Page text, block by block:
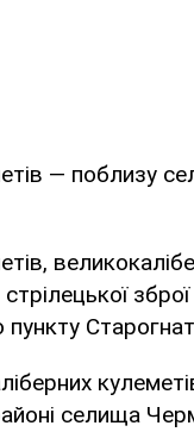
— поблизу
стрілецької
пункту
селища